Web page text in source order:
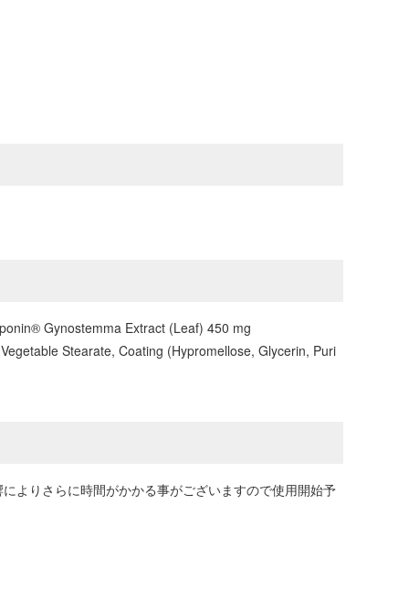
Gynostemma Extract (Leaf) 450 mg
Stearate, Coating (Hypromellose, Glycerin, Puri
よりさらに時間がかかる事がございますので使用開始予